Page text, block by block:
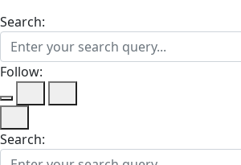
Search:
Follow:
Search: